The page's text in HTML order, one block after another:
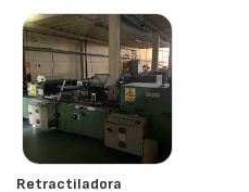
Retractiladora